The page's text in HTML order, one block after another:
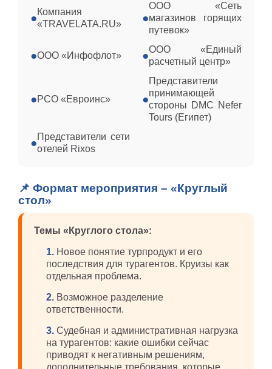
●Компания
«TRAVELATA.RU»
●
ООО «Сеть
магазинов горящих
путевок»
●ООО «Инфофлот» ●ООО «Единый
расчетный центр»
●РСО «Евроинс» ●
Представители
принимающей
стороны DMC Nefer
Tours (Египет)
●Представители сети
отелей Rixos
📌 Формат мероприятия – «Круглый
стол»
Темы «Круглого стола»:
1. Новое понятие турпродукт и его
последствия для турагентов. Круизы как
отдельная проблема.
2. Возможное разделение
ответственности.
3. Судебная и административная нагрузка
на турагентов: какие ошибки сейчас
приводят к негативным решениям,
дополнительные требования, которые